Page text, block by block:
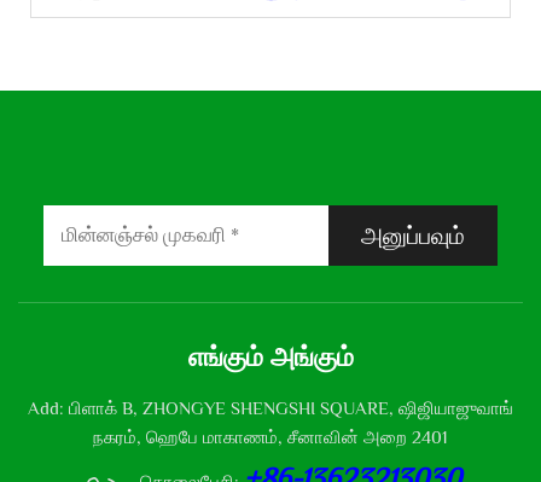
அனுப்பவும்
எங்கும் அங்கும்
Add: பிளாக் B, ZHONGYE SHENGSHI SQUARE, ஷிஜியாஜுவாங்
நகரம், ஹெபே மாகாணம், சீனாவின் அறை 2401